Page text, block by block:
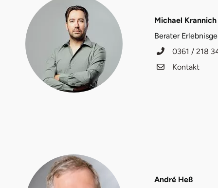
Michael Krannich
Berater
0361 / 218
Kontakt
André Heß
Düsseldorf
Erfurt
Erlangen
Freiburg